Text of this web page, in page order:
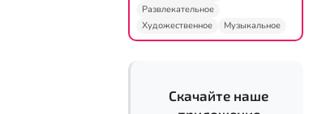
Развлекательное
Художественное
Музыкальное
Скачайте наше